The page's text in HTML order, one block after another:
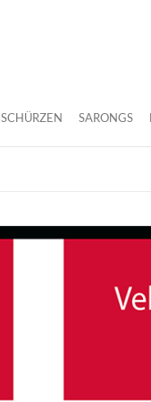
SCHÜRZEN SARONGS